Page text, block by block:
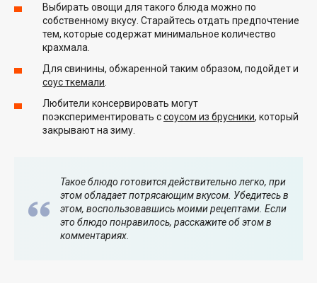
Выбирать овощи для такого блюда можно по
собственному вкусу. Старайтесь отдать предпочтение
тем, которые содержат минимальное количество
крахмала.
Для свинины, обжаренной таким образом, подойдет и
соус ткемали
Любители консервировать могут
поэкспериментировать ссоусом из брусники, который
закрывают на зиму.
Такое блюдо готовится действительно легко, при
этом обладает потрясающим вкусом. Убедитесь в
этом, воспользовавшись моими рецептами. Если
это блюдо понравилось, расскажите об этом в
комментариях.